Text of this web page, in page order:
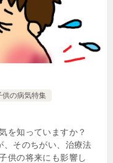
供の病気特集
を知っていますか？
、そのちがい、治療法
供の将来にも影響し